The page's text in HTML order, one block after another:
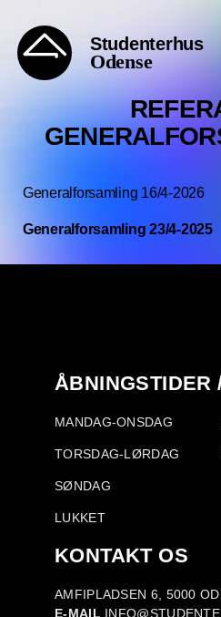
Studenterhus
Odense
Generalforsamling 16/4-2026
Generalforsamling 23/4-2025
ÅBNINGSTIDER
MANDAG-ONSDAG
TORSDAG-LØRDAG
SØNDAG
LUKKET
KONTAKT OS
AMFIPLADSEN 6, 5000
E-MAIL